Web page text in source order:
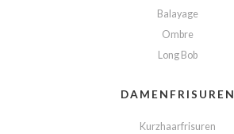
Balayage
Ombre
Long Bob
DAMENFRISUREN
Kurzhaarfrisuren